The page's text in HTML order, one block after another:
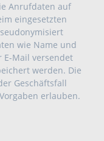
Anrufdaten auf
eingesetzten
wie Name und
Mail versendet
werden. Die
Geschäftsfall
erlauben.